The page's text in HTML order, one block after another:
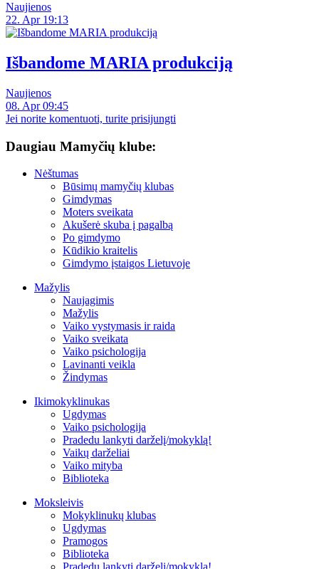
Naujienos
22. Apr 19:13
Išbandome MARIA produkciją
Naujienos
08. Apr 09:45
Jei norite komentuoti, turite prisijungti
Daugiau Mamyčių klube:
Nėštumas
Būsimų mamyčių klubas
Gimdymas
Moters sveikata
Akušerė skuba į pagalbą
Po gimdymo
Kūdikio kraitelis
Gimdymo įstaigos Lietuvoje
Mažylis
Naujagimis
Mažylis
Vaiko vystymasis ir raida
Vaiko sveikata
Vaiko psichologija
Lavinanti veikla
Žindymas
Ikimokyklinukas
Ugdymas
Vaiko psichologija
Pradedu lankyti darželį/mokyklą!
Vaikų darželiai
Vaiko mityba
Biblioteka
Moksleivis
Mokyklinukų klubas
Ugdymas
Pramogos
Biblioteka